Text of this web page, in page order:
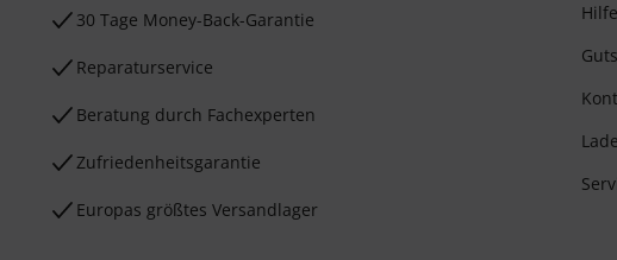
30 Tage Money-Back-Garantie
Reparaturservice
Beratung durch Fachexperten
Zufriedenheitsgarantie
Europas größtes Versandlager